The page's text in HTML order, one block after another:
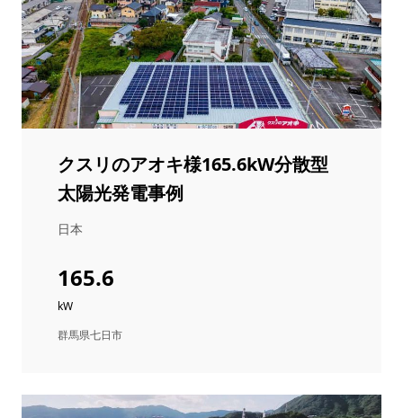
クスリのアオキ様165.6kW分散型
太陽光発電事例
日本
165.6
kW
群馬県七日市